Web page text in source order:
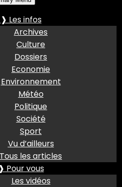
❱ Les infos
Archives
Culture
Dossiers
Economie
Environnement
Météo
Politique
Société
Sport
Vu d’ailleurs
Tous les articles
❱ Pour vous
Les vidéos